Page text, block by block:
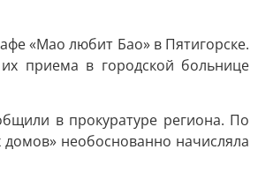
«Мао любит Бао» в Пятигорске.
приема в городской больнице
в прокуратуре региона. По
необоснованно начисляла